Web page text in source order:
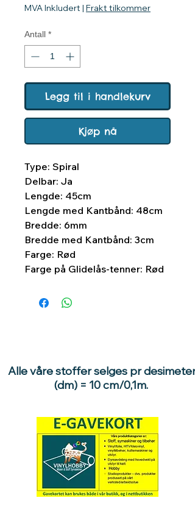
MVA Inkludert | Frakt tilkommer
Antall *
Legg til i handlekurv
Kjøp nå
Type: Spiral
Delbar: Ja
Lengde: 45cm
Lengde med Kantbånd: 48cm
Bredde: 6mm
Bredde med Kantbånd: 3cm
Farge: Rød
Farge på Glidelås-tenner: Rød
Alle våre stoffer selges pr desimeter
(dm) = 10 cm/0,1m.